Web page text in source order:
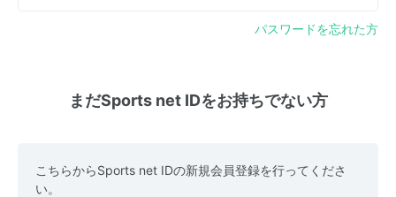
パスワードを忘れた方
まだSports net IDをお持ちでない方
こちらからSports net IDの新規会員登録を行ってくださ
い。